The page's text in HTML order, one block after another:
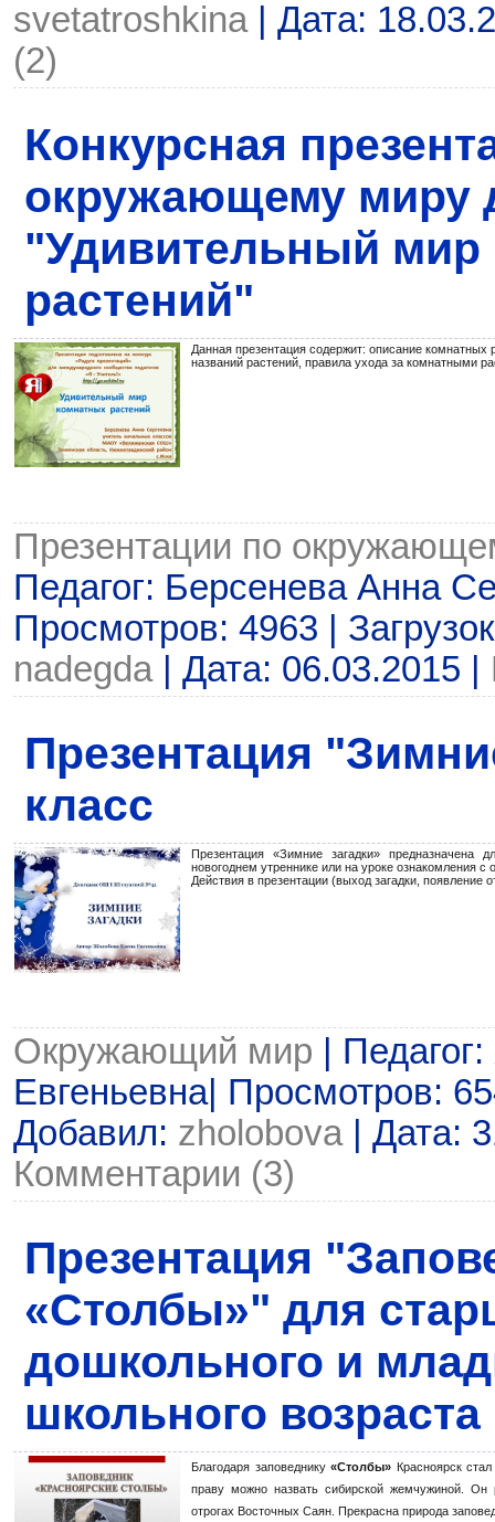
svetatroshkina| Дата:
(2)
Конкурсная
окружающему миру
"Удивительный мир
растений"
Данная презентация содержит: описание
названий растений, правила ухода за комнатными
Презентации по
Педагог: Берсенева Анна
Просмотров: 4963 |
nadegda| Дата: 06.03.2015
Презентация
класс
Презентация «Зимние загадки»
новогоднем утреннике или на уроке ознакомления
Действия в презентации (выход загадки, появление
Окружающий мир |
Евгеньевна| Просмотров:
Добавил: zholobova| Дата:
Комментарии (3)
Презентация
«Столбы»" для
дошкольного и
школьного возраста
Благодаря заповеднику«Столбы» Красноярск
праву можно назвать сибирской жемчужиной. Он
отрогах Восточных Саян. Прекрасна природа